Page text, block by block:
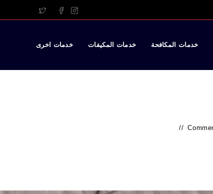
خدمات المكافحة خدمات المكيفات خدمات اخرى